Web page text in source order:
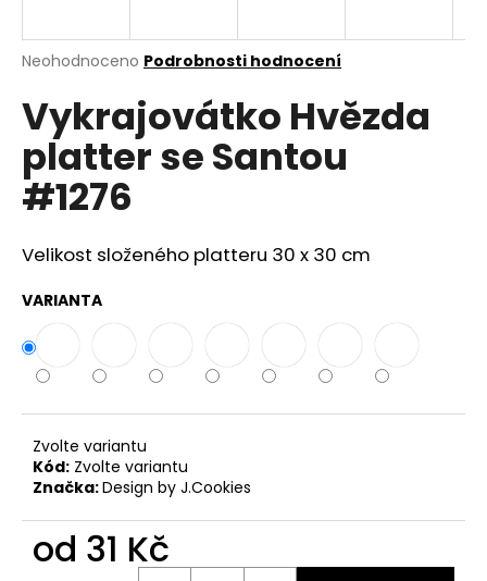
Průměrné
produktu
je
5
hvězdiček.
Neohodnoceno Podrobnosti hodnocení
Vykrajovátko Hvězda
platter se Santou
#1276
Velikost složeného platteru 30 x 30 cm
VARIANTA
Zvolte variantu
Kód: Zvolte variantu
Značka:Design by J.Cookies
od 31 Kč
j
t
?
HLEDAT
D
o
u
č
u
e